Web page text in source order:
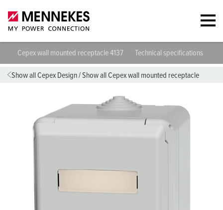
Cepex wall mounted receptacle 4137 Technical specifications
Show all Cepex Design/Show all Cepex wall mounted receptacle